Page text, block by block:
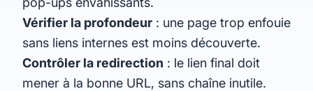
Vérifier la profondeur : une page trop enfouie
sans liens internes est moins découverte.
Contrôler la redirection : le lien final doit
mener à la bonne URL, sans chaîne inutile.